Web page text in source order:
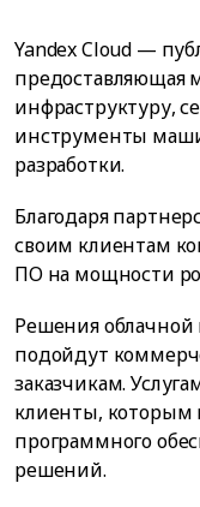
Yandex Cloud —
предоставляющая
инфраструктуру,
инструменты
разработки.
Благодаря
своим клиентам
ПО на мощности
Решения облачной
подойдут
заказчикам.
клиенты, которым
программного
решений.